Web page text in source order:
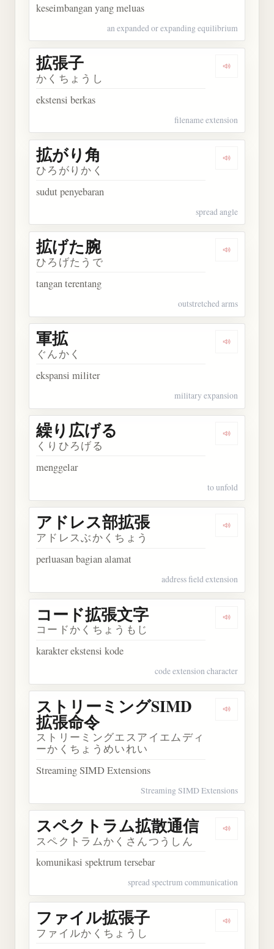
keseimbangan yang meluas
an expanded or expanding equilibrium
Dengarkan
拡張子
かくちょうし
ekstensi berkas
filename extension
Dengarkan
拡がり角
ひろがりかく
sudut penyebaran
spread angle
Dengarkan
拡げた腕
ひろげたうで
tangan terentang
outstretched arms
Dengarkan
軍拡
ぐんかく
ekspansi militer
military expansion
Dengarkan
繰り広げる
くりひろげる
menggelar
to unfold
Dengarkan
アドレス部拡張
アドレスぶかくちょう
perluasan bagian alamat
address field extension
Dengarkan
コード拡張文字
コードかくちょうもじ
karakter ekstensi kode
code extension character
ストリーミングSIMD
拡張命令
ストリーミングエスアイエムディ
ーかくちょうめいれい
Streaming SIMD Extensions
Streaming SIMD Extensions
スペクトラム拡散通信
スペクトラムかくさんつうしん
komunikasi spektrum tersebar
spread spectrum communication
Dengarkan
ファイル拡張子
ファイルかくちょうし